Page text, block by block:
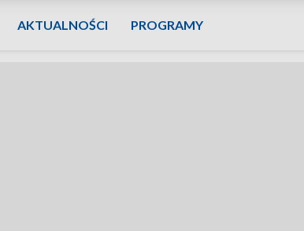
AKTUALNOŚCI PROGRAMY